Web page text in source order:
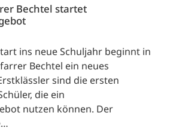
Bechtel startet
ins neue Schuljahr beginnt in
Bechtel ein neues
sind die ersten
die ein
nutzen können. Der